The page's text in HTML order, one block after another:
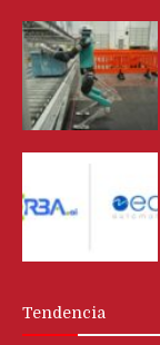
Tendencia